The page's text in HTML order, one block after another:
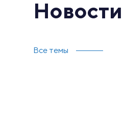
Новости
Все темы